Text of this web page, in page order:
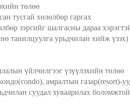
төлөө
тусгай хөлөлбөр гаргах
зэргийг шалгасны дараа
танилцуулга урьдчилан хийж
үйлчилгээг үзүүлэхийн төлөө
амралтын газар(resort)-
суудал хуваарилах